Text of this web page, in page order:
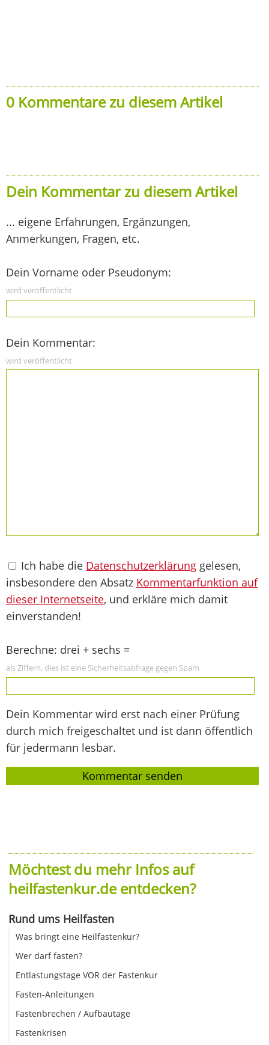
0 Kommentare zu diesem Artikel
Dein Kommentar zu diesem Artikel
... eigene Erfahrungen, Ergänzungen,
Anmerkungen, Fragen, etc.
Dein Vorname oder Pseudonym:
wird veröffentlicht
Dein Kommentar:
wird veröffentlicht
Ich habe die Datenschutzerklärung gelesen,
insbesondere den Absatz Kommentarfunktion auf
dieser Internetseite, und erkläre mich damit
einverstanden!
Berechne: drei + sechs =
als Ziffern, dies ist eine Sicherheitsabfrage gegen Spam
Dein Kommentar wird erst nach einer Prüfung
durch mich freigeschaltet und ist dann öffentlich
für jedermann lesbar.
Möchtest du mehr Infos auf
heilfastenkur.de entdecken?
Rund ums Heilfasten
Was bringt eine Heilfastenkur?
Wer darf fasten?
Entlastungstage VOR der Fastenkur
Fasten-Anleitungen
Fastenbrechen / Aufbautage
Fastenkrisen